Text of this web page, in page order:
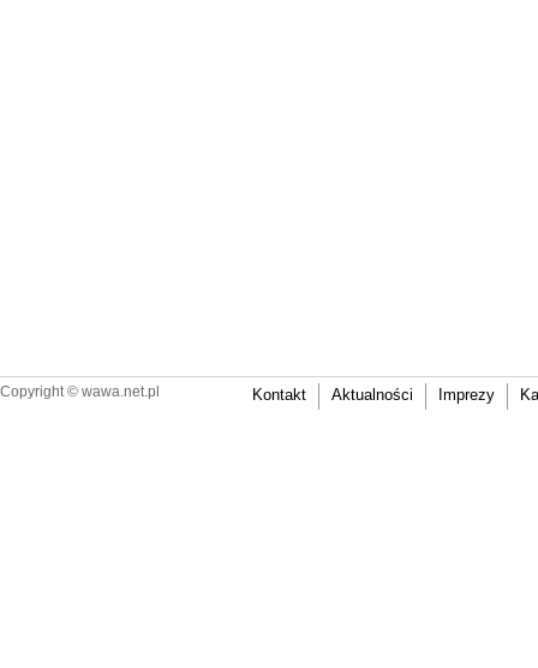
Copyright © wawa.net.pl Kontakt Aktualności Imprezy